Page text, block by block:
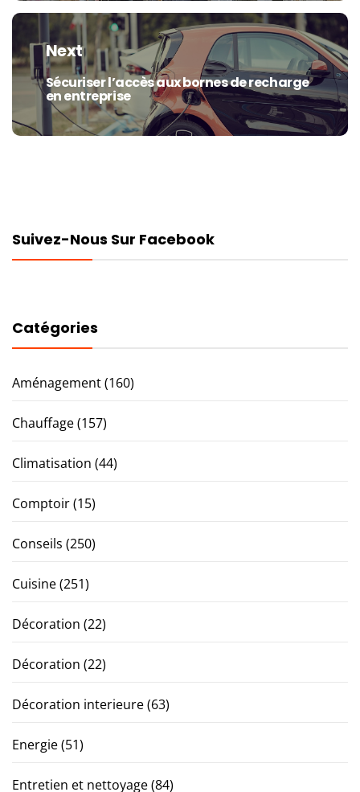
Next
Next
post:
Sécuriser l’accès aux bornes de recharge
en entreprise
Suivez-Nous Sur Facebook
Catégories
Aménagement(160)
Chauffage(157)
Climatisation (44)
Comptoir(15)
Conseils (250)
Cuisine(251)
Décoration (22)
Décoration (22)
Décoration interieure(63)
Energie(51)
Entretien et nettoyage(84)